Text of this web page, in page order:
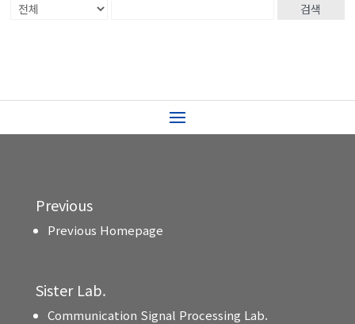
검색
Previous
Previous Homepage
Sister Lab.
Communication Signal Processing Lab.